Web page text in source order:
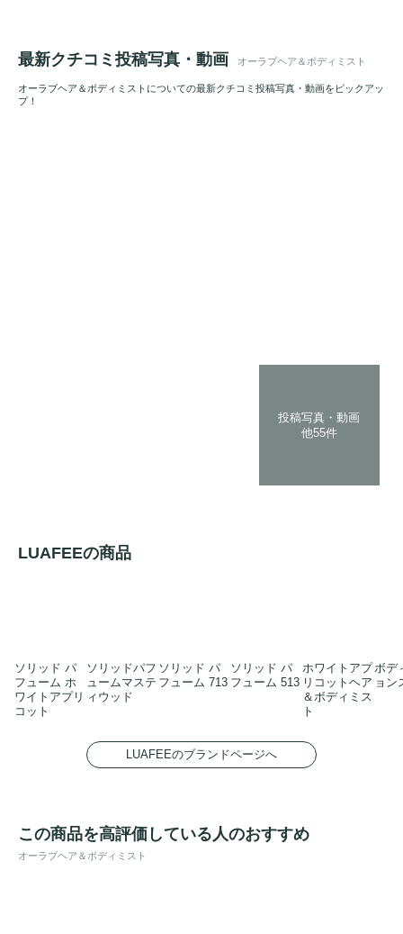
最新クチコミ投稿写真・動画 オーラブヘア＆ボディミスト
オーラブヘア＆ボディミストについての最新クチコミ投稿写真・動画をピックアッ
プ！
投稿写真・動画
他55件
LUAFEEの商品
ソリッド パ
フューム ホ
ワイトアプリ
コット
ソリッドパフ
ュームマステ
ィウッド
ソリッド パ
フューム 713
ソリッド パ
フューム 513
ホワイトアプ
リコットヘア
＆ボディミス
ト
ボデ
ョン
LUAFEEのブランドページへ
この商品を高評価している人のおすすめ
オーラブヘア＆ボディミスト